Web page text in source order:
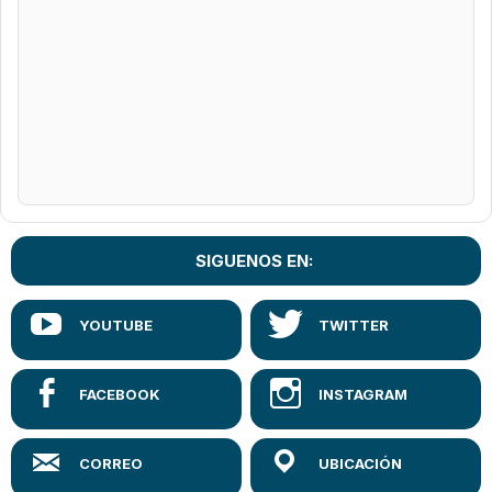
SIGUENOS EN: